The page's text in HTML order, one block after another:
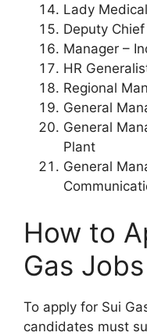
Lady
Deputy
Manager –
HR
Regional
General
General
Plant
General
How to
Gas
To apply for Sui
candidates must